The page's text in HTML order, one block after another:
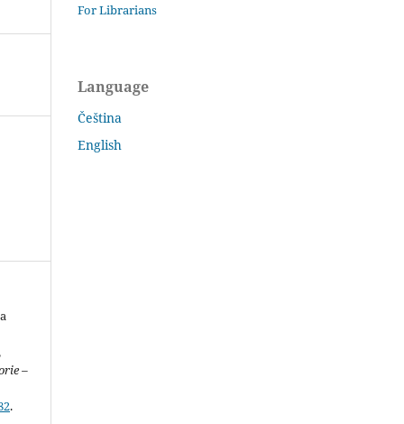
–
.
For Librarians
Language
Čeština
English